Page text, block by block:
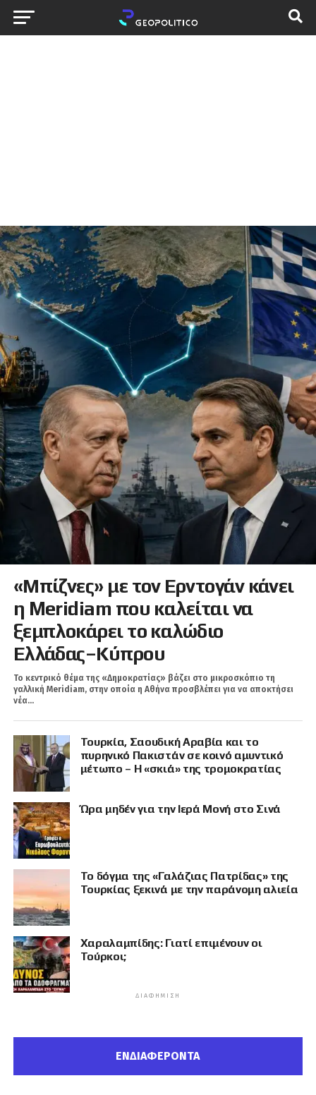
«Μπίζνες» με τον Ερντογάν κάνει
η Meridiam που καλείται να
ξεμπλοκάρει το καλώδιο
Ελλάδας–Κύπρου
Το κεντρικό θέμα της «Δημοκρατίας» βάζει στο μικροσκόπιο τη
γαλλική Meridiam, στην οποία η Αθήνα προσβλέπει για να αποκτήσει
νέα...
Τουρκία, Σαουδική Αραβία και το
πυρηνικό Πακιστάν σε κοινό αμυντικό
μέτωπο – Η «σκιά» της τρομοκρατίας
Ώρα μηδέν για την Ιερά Μονή στο Σινά
Το δόγμα της «Γαλάζιας Πατρίδας» της
Τουρκίας ξεκινά με την παράνομη αλιεία
Χαραλαμπίδης: Γιατί επιμένουν οι
Τούρκοι;
ΔΙΑΦΉΜΙΣΗ
ΕΝΔΙΑΦΕΡΟΝΤΑ